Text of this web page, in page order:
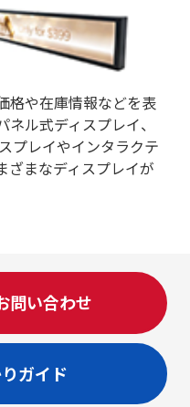
格や在庫情報などを表
ル式ディスプレイ、
プレイやインタラクテ
ざまなディスプレイが
問い合わせ
ガイド